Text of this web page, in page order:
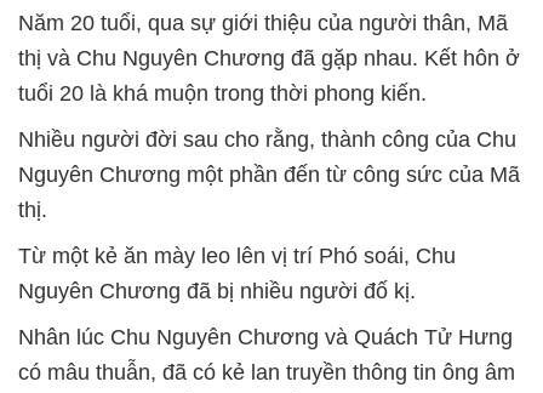
Năm 20 tuổi, qua sự giới thiệu của người thân, Mã
thị và Chu Nguyên Chương đã gặp nhau. Kết hôn ở
tuổi 20 là khá muộn trong thời phong kiến.
Nhiều người đời sau cho rằng, thành công của Chu
Nguyên Chương một phần đến từ công sức của Mã
thị.
Từ một kẻ ăn mày leo lên vị trí Phó soái, Chu
Nguyên Chương đã bị nhiều người đố kị.
Nhân lúc Chu Nguyên Chương và Quách Tử Hưng
có mâu thuẫn, đã có kẻ lan truyền thông tin ông âm